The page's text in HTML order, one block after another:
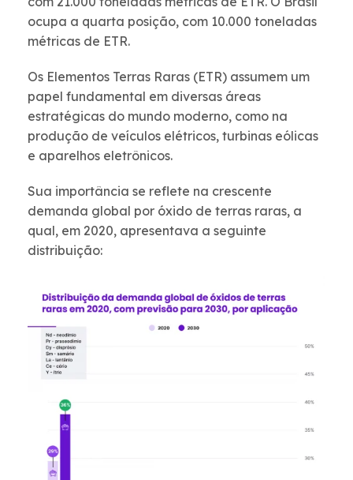
ocupa a quarta posição, com 10.000 toneladas
métricas de ETR.
Os Elementos Terras Raras (ETR) assumem um
papel fundamental em diversas áreas
estratégicas do mundo moderno, como na
produção de veículos elétricos, turbinas eólicas
e aparelhos eletrônicos.
Sua importância se reflete na crescente
demanda global por óxido de terras raras, a
qual, em 2020, apresentava a seguinte
distribuição: